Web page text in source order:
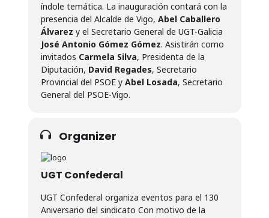
índole temática. La inauguración contará con la
presencia del Alcalde de Vigo, Abel Caballero
Álvarez y el Secretario General de UGT-Galicia
José Antonio Gómez Gómez. Asistirán como
invitados Carmela Silva, Presidenta de la
Diputación, David Regades, Secretario
Provincial del PSOE yAbel Losada, Secretario
General del PSOE-Vigo.
Organizer
UGT Confederal
UGT Confederal organiza eventos para el 130
Aniversario del sindicato Con motivo de la